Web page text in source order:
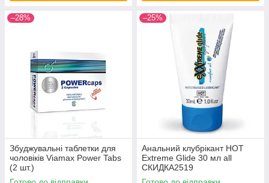
–28%
Збуджувальні таблетки для
чоловіків Viamax Power Tabs
(2 шт.)
–25%
Анальний клубрікант HOT
Extreme Glide 30 мл all
СКИДКА2519